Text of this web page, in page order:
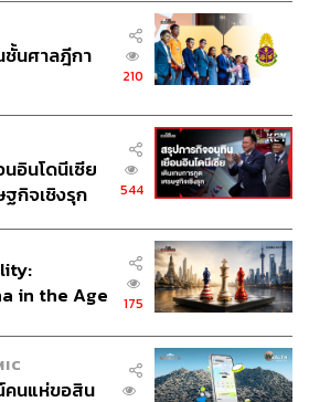
ชั้นศาลฎีกา
210
อินโดนีเซีย
กิจเชิงรุก
544
in the Age
175
คนแห่ขอสิน